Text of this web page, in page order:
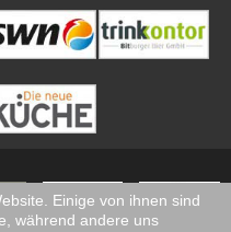
Einige von ihnen sind
während andere uns